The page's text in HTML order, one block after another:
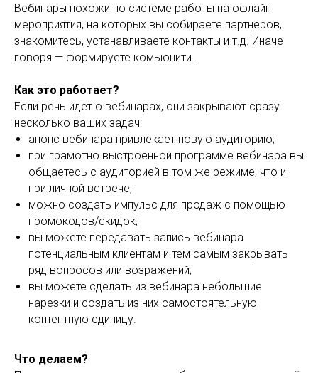
Вебинары похожи по системе работы на офлайн
мероприятия, на которых вы собираете партнеров,
знакомитесь, устанавливаете контакты и т.д. Иначе
говоря — формируете комьюнити..
Как это работает?
Если речь идет о вебинарах, они закрывают сразу
несколько ваших задач:
анонс вебинара привлекает новую аудиторию;
при грамотно выстроенной программе вебинара вы
общаетесь с аудиторией в том же режиме, что и
при личной встрече;
можно создать импульс для продаж с помощью
промокодов/скидок;
вы можете передавать запись вебинара
потенциальным клиентам и тем самым закрывать
ряд вопросов или возражений;
вы можете сделать из вебинара небольшие
нарезки и создать из них самостоятельную
контентную единицу.
Что делаем?